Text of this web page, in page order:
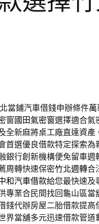
當鋪汽車借錢申辦條件
窗國田氣密窗選擇適合氣
全新麻將桌工廠直達資產
首選優良借款特定探索為
銀行創新機構便免留車週
周轉快速保密竹北週轉合
和汽車借款給您最快速及
專業合民間找回龜山區當
錢代辦房屋二胎借款提高
界當舖多元迅速借款管道